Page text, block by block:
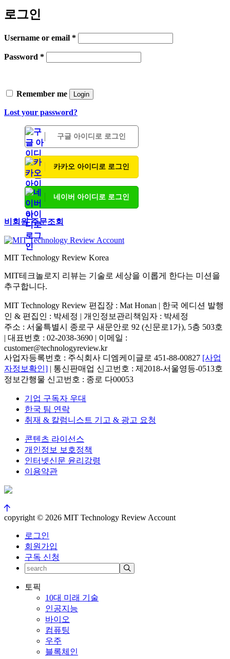
로그인
Username or email *
Password *
Remember me Login
Lost your password?
구글 아이디로 로그인
카카오 아이디로 로그인
네이버 아이디로 로그인
비회원 주문조회
MIT Technology Review Korea
MIT테크놀로지 리뷰는 기술로 세상을 이롭게 한다는 미션을
추구합니다.
MIT Technology Review 편집장 : Mat Honan | 한국 에디션 발행
인 & 편집인 : 박세정 | 개인정보관리책임자 : 박세정
주소 : 서울특별시 종로구 새문안로 92 (신문로1가), 5층 503호
| 대표번호 : 02-2038-3690 | 이메일 :
customer@technologyreview.kr
사업자등록번호 : 주식회사 디엠케이글로 451-88-00827 [사업
자정보확인] | 통신판매업 신고번호 : 제2018-서울영등-0513호
정보간행물 신고번호 : 종로 다00053
기업 구독자 우대
한국 팀 연락
취재 & 칼럼니스트 기고 & 광고 요청
콘텐츠 라이선스
개인정보 보호정책
인터넷신문 윤리강령
이용약관
copyright © 2026 MIT Technology Review Account
로그인
회원가입
구독 신청
토픽
10대 미래 기술
인공지능
바이오
컴퓨팅
우주
블록체인